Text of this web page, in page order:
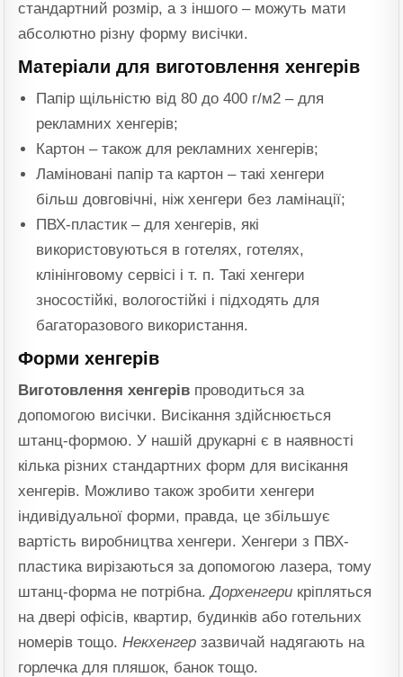
стандартний розмір, а з іншого – можуть мати
абсолютно різну форму висічки.
Матеріали для виготовлення хенгерів
Папір щільністю від 80 до 400 г/м2 – для
рекламних хенгерів;
Картон – також для рекламних хенгерів;
Ламіновані папір та картон – такі хенгери
більш довговічні, ніж хенгери без ламінації;
ПВХ-пластик – для хенгерів, які
використовуються в готелях, готелях,
клінінговому сервісі і т. п. Такі хенгери
зносостійкі, вологостійкі і підходять для
багаторазового використання.
Форми хенгерів
Виготовлення хенгерів проводиться за
допомогою висічки. Висікання здійснюється
штанц-формою. У нашій друкарні є в наявності
кілька різних стандартних форм для висікання
хенгерів. Можливо також зробити хенгери
індивідуальної форми, правда, це збільшує
вартість виробництва хенгери. Хенгери з ПВХ-
пластика вирізаються за допомогою лазера, тому
штанц-форма не потрібна.Дорхенгери кріпляться
на двері офісів, квартир, будинків або готельних
номерів тощо.Некхенгерзазвичай надягають на
горлечка для пляшок, банок тощо.